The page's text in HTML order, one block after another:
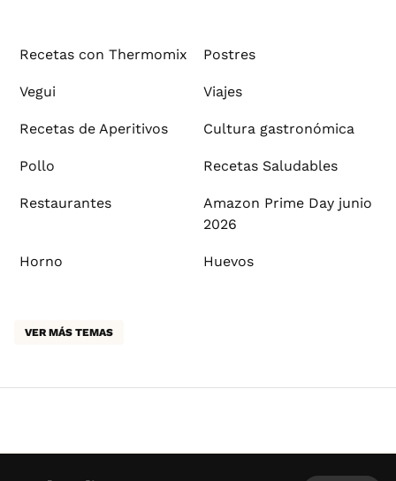
Recetas con Thermomix Postres
Vegui Viajes
Recetas de Aperitivos Cultura gastronómica
Pollo Recetas Saludables
Restaurantes
Amazon Prime Day junio
2026
Horno Huevos
VER MÁS TEMAS